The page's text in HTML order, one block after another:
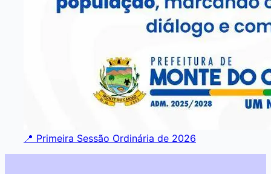
📍 Primeira Sessão Ordinária de 2026